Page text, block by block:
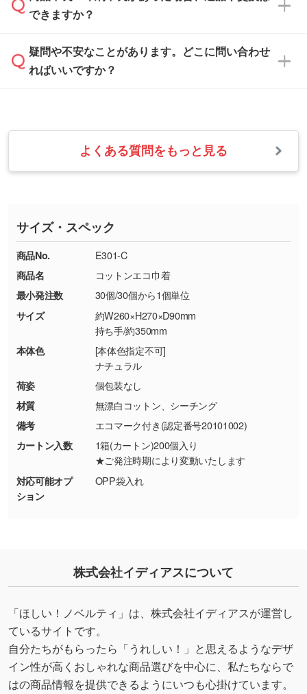
解像度の低い画像や、手書きのイラスト、写真
などを、印刷に適したベクターデータに変換し
・フルカラーデータを1色に変換してほしい
・1色印刷でグラデーションや濃淡を表現した
い
す。→詳しく見る
・コーポレートカラーを使って印刷したい／印
刷色にこだわりがある
DIC・PANTONEなどのカラーチップの指定や、
現物支給による色指定も承っております。→
・背景がある画像からキャラクター部分だけを
使いたいです
シンプルな背景のデータや、使いたいキャラク
り抜き処理が可能です。→詳しく見る
・持っているデータの背景が足りない／塗り足
しの作り方が分からない
印刷したいデータが印刷範囲よりも小さい場
・デザインにQRコードを入れたい／QRコード
を生成してほしい
URLをご指定いただければ、QRコードを生成
いたします。配置のご相談にも応じています。
→詳しく見る
白色か淡い色の印刷色をおすすめしておりま
本体色がナチュラルなど淡色の場合、印刷をく
っきりと目立たせたいときは濃い印刷色が、柔
らかい雰囲気にしたいときは淡い印刷色が映え
また、お選びいただいた印刷色が本体色に合わ
ない場合や仕上がりに影響しそうな場合は、ス
休みとなります。注文・見積・お問い合わせ
速やかに対応いたします。
できますか？
お手数をお掛けいたしますが、至急担当スタッ
フまでご連絡ください。商品の状況を確認し、
・お届け時に商品が損傷・故障している場合
・ご注文と異なる商品が届いた場合
・印刷不良があった場合
※詳しくは「商品の良品基準について
ください。
【返品・交換ができない場合】
・お客様の元で商品を加工された場合、または
商品が破損した場合
・商品到着後7日以上経過している場合
・お客様のご都合による返品・交換依頼(商
品・色・数量などの注文間違い等)
疑問や不安なことがあります。どこに問い合わせ
ればいいですか？
業日以内に担当スタッフよりメールにてご連絡
いたします。
お急ぎの場合はお電話でのご質問も受け付けて
TEL：0422-29-9911 営業時間10:00～
18:00(土日祝日除く)
お問い合わせフォームはこちら
よくある質問をもっと見る
サイズ・スペック
商品No.
E301-C
商品名
コットンエコ巾着
最小発注数
30個/30個から1個単位
サイズ
約W260×H270×D90mm
持ち手/約350mm
本体色
[本体色指定不可]
ナチュラル
荷姿
個包装なし
材質
無漂白コットン、シーチング
備考
エコマーク付き(認定番号20101002)
カートン入数
1箱(カートン)200個入り
★ご発注時期により変動いたします
対応可能オプ
ション
OPP袋入れ
株式会社イディアスについて
「ほしい！ノベルティ」は、株式会社イディアスが運営し
ているサイトです。
自分たちがもらったら「うれしい！」と思えるようなデザ
イン性が高くおしゃれな商品選びを中心に、私たちならで
はの商品情報を提供できるようにいつも心掛けています。